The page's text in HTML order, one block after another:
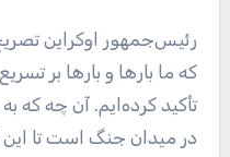
رئیس‌جمهور اوکراین
که ما بارها و بارها بر
تأکید کرده‌ایم. آن چه که
در میدان جنگ است تا